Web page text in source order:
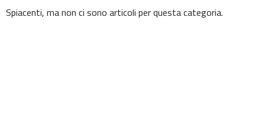
Spiacenti, ma non ci sono articoli per questa categoria.